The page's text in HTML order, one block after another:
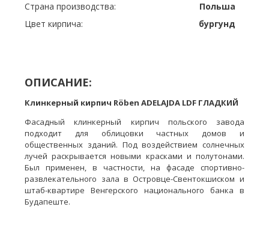
Страна производства:
Польша
Цвет кирпича:
бургунд
ОПИСАНИЕ:
Клинкерный кирпич Röben ADELAJDA LDF ГЛАДКИЙ
Фасадный клинкерный кирпич польского завода
подходит для облицовки частных домов и
общественных зданий. Под воздействием солнечных
лучей раскрывается новыми красками и полутонами.
Был применен, в частности, на фасаде спортивно-
развлекательного зала в Островце-Свентокшиском и
штаб-квартире Венгерского национального банка в
Будапеште.